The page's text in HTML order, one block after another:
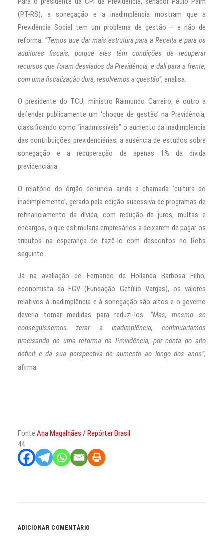
(PT-RS), a sonegação e a inadimplência mostram que a
Previdência Social tem um problema de gestão – e não de
reforma. “Temos que dar mais estrutura para a Receita e para os
auditores fiscais, porque eles têm condições de recuperar
recursos que foram desviados da Previdência, e dali para a frente,
com uma fiscalização dura, resolvemos a questão”, analisa.
O presidente do TCU, ministro Raimundo Carreiro, é outro a
defender publicamente um ‘choque de gestão’ na Previdência,
classificando como “inadmissíveis” o aumento da inadimplência
das contribuições previdenciárias, a ausência de estudos sobre
sonegação e a recuperação de apenas 1% da dívida
previdenciária.
O relatório do órgão denuncia ainda a chamada ‘cultura do
inadimplemento’, gerado pela edição sucessiva de programas de
refinanciamento da dívida, com redução de juros, multas e
encargos, o que estimularia empresários a deixarem de pagar os
tributos na esperança de fazê-lo com descontos no Refis
seguinte.
Já na avaliação de Fernando de Hollanda Barbosa Filho,
economista da FGV (Fundação Getúlio Vargas), os valores
relativos à inadimplência e à sonegação são altos e o governo
deveria tomar medidas para reduzi-los. “Mas, mesmo se
conseguíssemos zerar a inadimplência, continuaríamos
precisando de uma reforma na Previdência, por conta do alto
deficit e da sua perspectiva de aumento ao longo dos anos”,
afirma.
Fonte:Ana Magalhães / Repórter Brasil
44
ADICIONAR COMENTÁRIO